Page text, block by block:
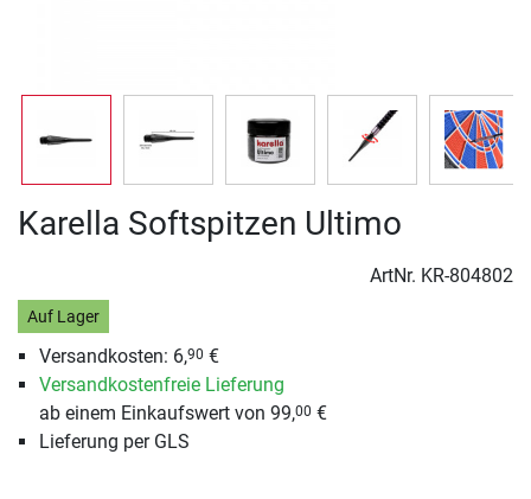
Karella Softspitzen Ultimo
ArtNr. KR-804802
Auf Lager
Versandkosten: 6,90 €
Versandkostenfreie Lieferung
ab einem Einkaufswert von 99,00 €
Lieferung per GLS